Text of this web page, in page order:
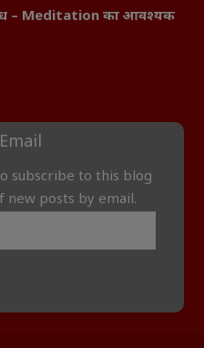
– Meditation का आवश्यक
subscribe to this blog
new posts by email.